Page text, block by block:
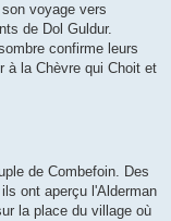
voyage vers
de Dol Guldur.
confirme leurs
à la Chèvre qui Choit et
de Combefoin. Des
ont aperçu l'Alderman
la place du village où